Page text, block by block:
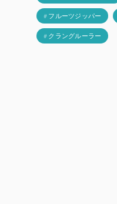
# フルーツジッパー
# クラングルーラー